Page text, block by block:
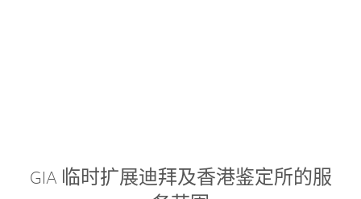
GIA 临时扩展迪拜及香港鉴定所的服